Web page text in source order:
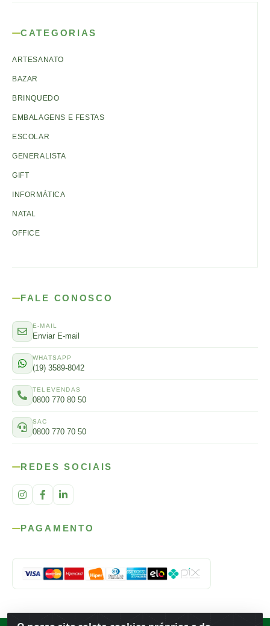
CATEGORIAS
ARTESANATO
BAZAR
BRINQUEDO
EMBALAGENS E FESTAS
ESCOLAR
GENERALISTA
GIFT
INFORMÁTICA
NATAL
OFFICE
FALE CONOSCO
E-MAIL
Enviar E-mail
WHATSAPP
(19) 3589-8042
TELEVENDAS
0800 770 80 50
SAC
0800 770 70 50
REDES SOCIAIS
PAGAMENTO